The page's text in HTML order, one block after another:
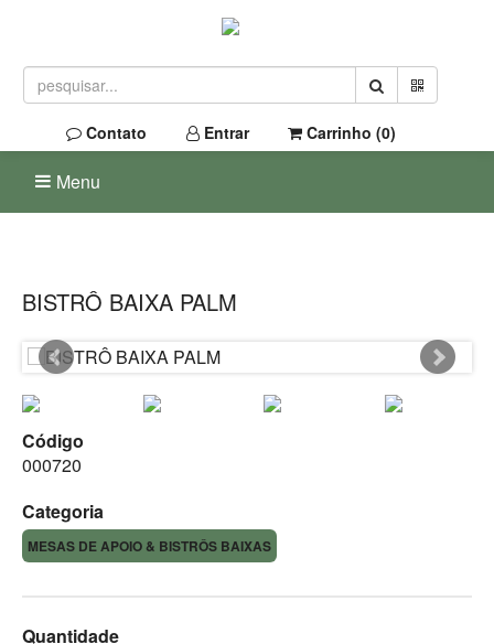
Contato Entrar Carrinho (0)
Menu
BISTRÔ BAIXA PALM
Código
000720
Categoria
MESAS DE APOIO & BISTRÔS BAIXAS
Quantidade